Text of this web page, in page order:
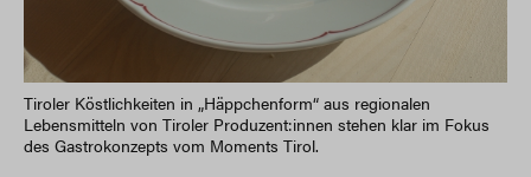
Tiroler Köstlichkeiten in „Häppchenform“ aus regionalen
Lebensmitteln von Tiroler Produzent:innen stehen klar im Fokus
des Gastrokonzepts vom Moments Tirol.